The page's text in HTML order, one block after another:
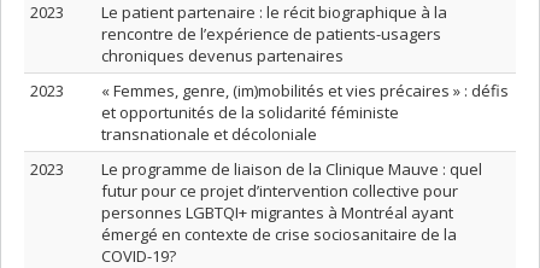
2023
Le patient partenaire : le récit biographique à la
rencontre de l’expérience de patients-usagers
chroniques devenus partenaires
2023
« Femmes, genre, (im)mobilités et vies précaires » : défis
et opportunités de la solidarité féministe
transnationale et décoloniale
2023
Le programme de liaison de la Clinique Mauve : quel
futur pour ce projet d’intervention collective pour
personnes LGBTQI+ migrantes à Montréal ayant
émergé en contexte de crise sociosanitaire de la
COVID-19?